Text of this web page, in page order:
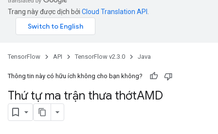
Trang này được dịch bởi Cloud Translation API
TensorFlow API TensorFlow v2.3.0 Java
Thông tin này có hữu ích không cho bạn không?
Thứ tự ma trận thưa thớtAMD